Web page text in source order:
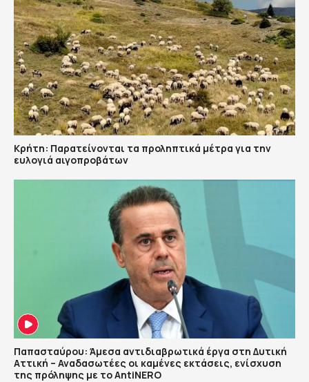
Κρήτη: Παρατείνονται τα προληπτικά μέτρα για την
ευλογιά αιγοπροβάτων
Παπασταύρου: Άμεσα αντιδιαβρωτικά έργα στη Δυτική
Αττική – Αναδασωτέες οι καμένες εκτάσεις, ενίσχυση
της πρόληψης με το AntiNERO